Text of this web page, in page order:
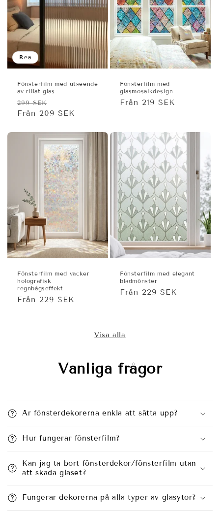
Rea
Fönsterfilm med utseende
av rillat glas
Ordinarie
pris
299 SEK
Från 209 SEK
Fönsterfilm med
glasmosaikdesign
Ordinarie
Från 219 SEK
Fönsterfilm med vacker
holografisk
regnbågseffekt
Ordinarie
Från 229 SEK
Fönsterfilm med elegant
bladmönster
Ordinarie
Från 229 SEK
Visa alla
Vanliga frågor
Är fönsterdekorerna enkla att sätta upp?
Hur fungerar fönsterfilm?
Kan jag ta bort fönsterdekor/fönsterfilm utan
att skada glaset?
Fungerar dekorerna på alla typer av glasytor?